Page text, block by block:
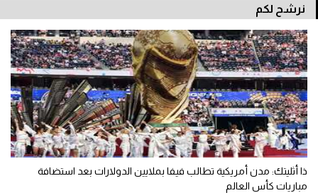
نرشح لكم
ذا أثليتك: مدن أمريكية تطالب فيفا بملايين الدولارات بعد استضافة
مباريات كأس العالم